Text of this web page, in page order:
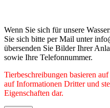
Wenn Sie sich für unsere
Sie sich bitte per Mail unter
übersenden Sie Bilder Ihrer
sowie Ihre Telefonnummer.
Tierbeschreibungen basieren
auf Informationen Dritter und
Eigenschaften dar.